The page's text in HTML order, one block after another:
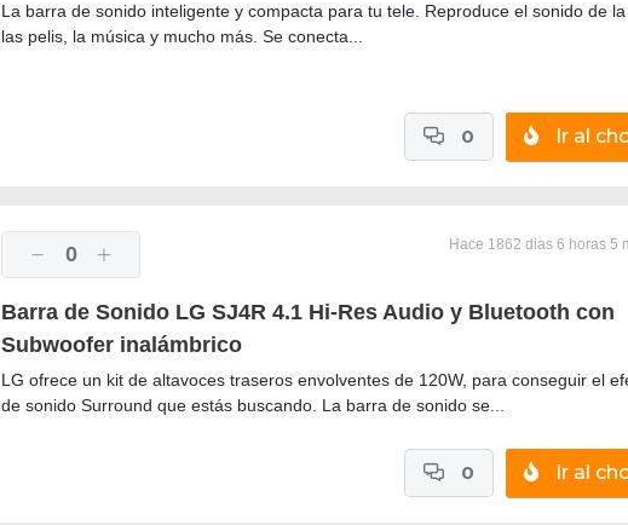
La barra de sonido inteligente y compacta para tu tele. Reproduce el sonido de la
las pelis, la música y mucho más. Se conecta...
Ir al
0
0 Hace 1862 dias 6 horas 5
Barra de Sonido LG SJ4R 4.1 Hi-Res Audio y Bluetooth con
Subwoofer inalámbrico
LG ofrece un kit de altavoces traseros envolventes de 120W, para conseguir el
de sonido Surround que estás buscando. La barra de sonido se...
Ir al
0